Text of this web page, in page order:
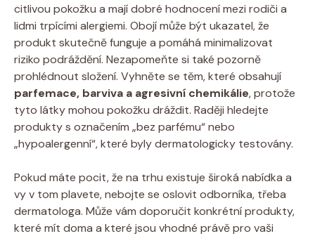
citlivou pokožku ‍a mají dobré hodnocení mezi rodiči a
lidmi trpícími alergiemi.‍ Obojí⁢ může být ukazatel, že
produkt skutečně‌ funguje a pomáhá minimalizovat
riziko ‍podráždění. Nezapomeňte si také pozorně
⁤prohlédnout složení. Vyhněte se těm, které⁤ obsahují
parfemace, barviva a agresivní chemikálie, protože
tyto‍ látky⁤ mohou pokožku dráždit. Raději hledejte⁣
produkty s označením ​„bez parfému“ nebo
„hypoalergenní“, které byly dermatologicky testovány.
Pokud‌ máte pocit, že na trhu existuje​ široká nabídka⁤ a
vy v tom⁣ plavete, nebojte se ⁣oslovit odborníka, ‌třeba
dermatologa. Může vám doporučit konkrétní produkty,
které mít doma‍ a které ⁣jsou vhodné ⁤právě pro⁤ vaši